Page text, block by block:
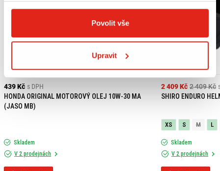
Povolit vše
Upravit
439 Kč s DPH
HONDA ORIGINAL MOTOROVÝ OLEJ 10W-30 MA
(JASO MB)
Skladem
V 2 prodejnách
2 409 Kč
2 409 Kč
SHIRO ENDURO
XS S M L
Skladem
V 2 prodejnách